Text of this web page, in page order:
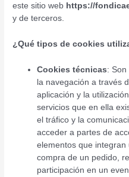
este sitio web https://
y de terceros.
¿Qué tipos de cookies
Cookies técnicas:
la navegación a través
aplicación y la
servicios que en ella
el tráfico y la
acceder a partes de
elementos que
compra de un pedido,
participación en un